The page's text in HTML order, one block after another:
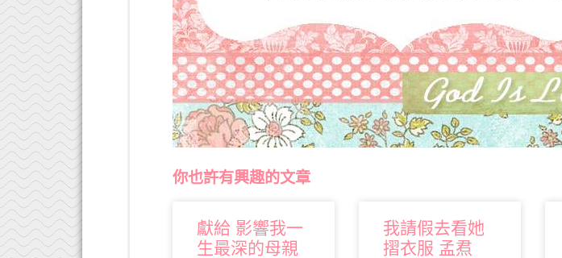
你也許有興趣的文章
獻給 影響我一
生最深的母親
我請假去看她
摺衣服 孟焄